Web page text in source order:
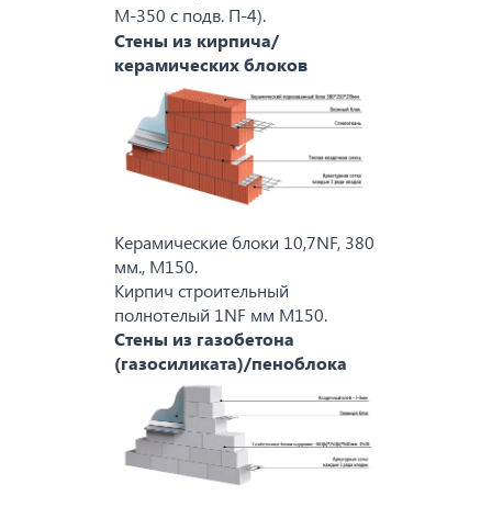
М-350 с подв. П-4).
Стены из кирпича/
керамических блоков
Керамические блоки 10,7NF, 380
мм., M150.
Кирпич строительный
полнотелый 1NF мм M150.
Стены из газобетона
(газосиликата)/пеноблока